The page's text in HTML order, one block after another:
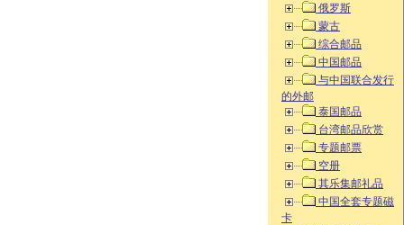
俄罗斯
蒙古
综合邮品
中国邮品
与中国联合发行
的外邮
泰国邮品
台湾邮品欣赏
专题邮票
空册
其乐集邮礼品
中国全套专题磁
卡